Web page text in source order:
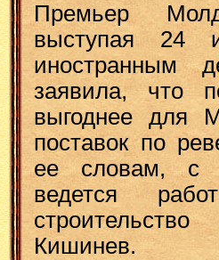
Премьер
выступая 24
иностранным
заявила, что
выгоднее для
поставок по
ее словам, с
ведется
Кишинев.